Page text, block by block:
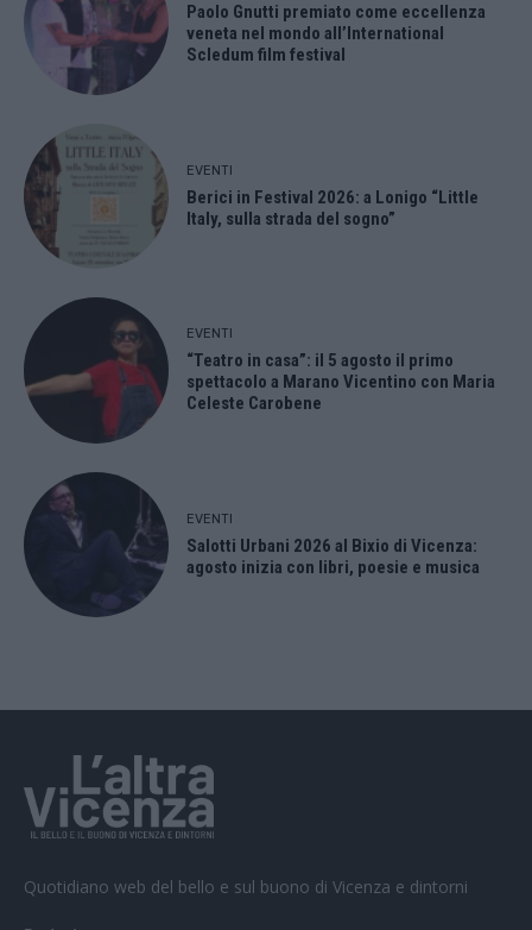
Paolo Gnutti premiato come eccellenza
veneta nel mondo all’International
Scledum film festival
EVENTI
Berici in Festival 2026: a Lonigo “Little
Italy, sulla strada del sogno”
EVENTI
“Teatro in casa”: il 5 agosto il primo
spettacolo a Marano Vicentino con Maria
Celeste Carobene
EVENTI
Salotti Urbani 2026 al Bixio di Vicenza:
agosto inizia con libri, poesie e musica
Quotidiano web del bello e sul buono di Vicenza e dintorni